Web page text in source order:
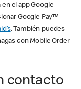
en el app Google
Google Pay™
. También puedes
con Mobile Order
contacto